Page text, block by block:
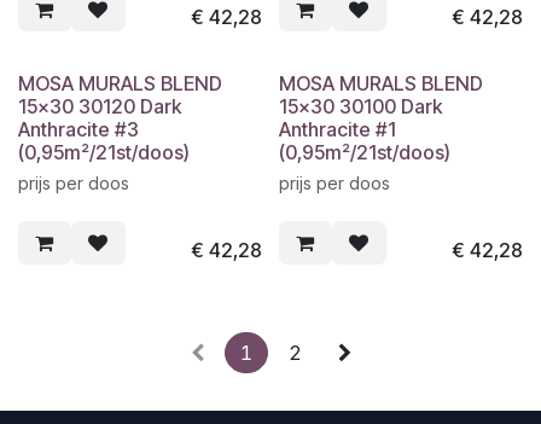
€ 42,28 € 42,28
MOSA MURALS BLEND
15x30 30120 Dark
Anthracite #3
(0,95m²/21st/doos)
prijs per doos
€ 42,28
MOSA MURALS BLEND
15x30 30100 Dark
Anthracite #1
(0,95m²/21st/doos)
prijs per doos
€ 42,28
1 2